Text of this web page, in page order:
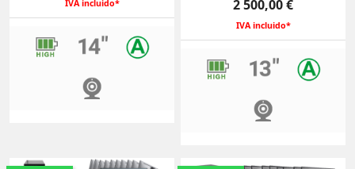
IVA incluido* Preço
2 500,00 €
IVA incluido*